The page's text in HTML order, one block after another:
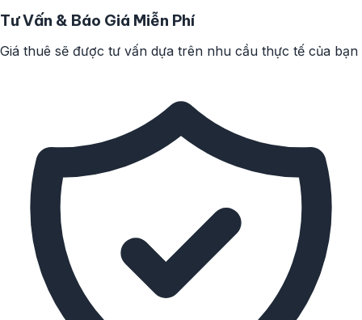
Tư Vấn & Báo Giá Miễn Phí
Giá thuê sẽ được tư vấn dựa trên nhu cầu thực tế của bạn